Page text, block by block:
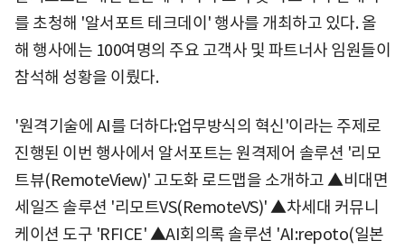
를 초청해 '알서포트 테크데이' 행사를 개최하고 있다. 올
해 행사에는 100여명의 주요 고객사 및 파트너사 임원들이
참석해 성황을 이뤘다.
'원격기술에 AI를 더하다:업무방식의 혁신'이라는 주제로
진행된 이번 행사에서 알서포트는 원격제어 솔루션 '리모
트뷰(RemoteView)' 고도화 로드맵을 소개하고 ▲비대면
세일즈 솔루션 '리모트VS(RemoteVS)' ▲차세대 커뮤니
케이션 도구 'RFICE' ▲AI회의록 솔루션 'AI:repoto(일본